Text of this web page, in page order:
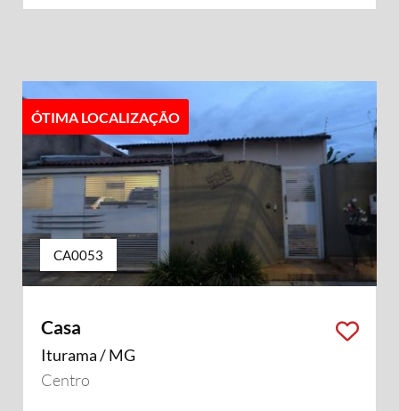
ÓTIMA LOCALIZAÇÃO
CA0053
Casa
Iturama / MG
Centro